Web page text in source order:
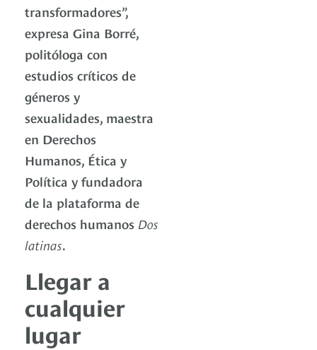
transformadores”,
expresa Gina Borré,
politóloga con
estudios críticos de
géneros y
sexualidades, maestra
en Derechos
Humanos, Ética y
Política y fundadora
de la plataforma de
derechos humanos Dos
latinas.
Llegar a
cualquier
lugar